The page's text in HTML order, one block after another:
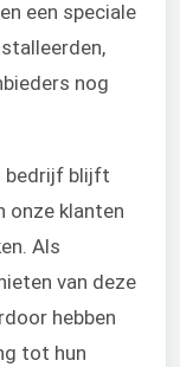
een speciale
nog
bedrijf blijft
onze klanten
Als
van deze
hebben
tot hun